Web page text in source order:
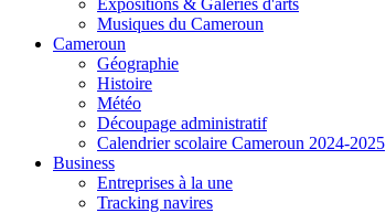
Musiques du Cameroun
Cameroun
Géographie
Histoire
Météo
Découpage administratif
Calendrier scolaire Cameroun 2024-2025
Business
Entreprises à la une
Tracking navires